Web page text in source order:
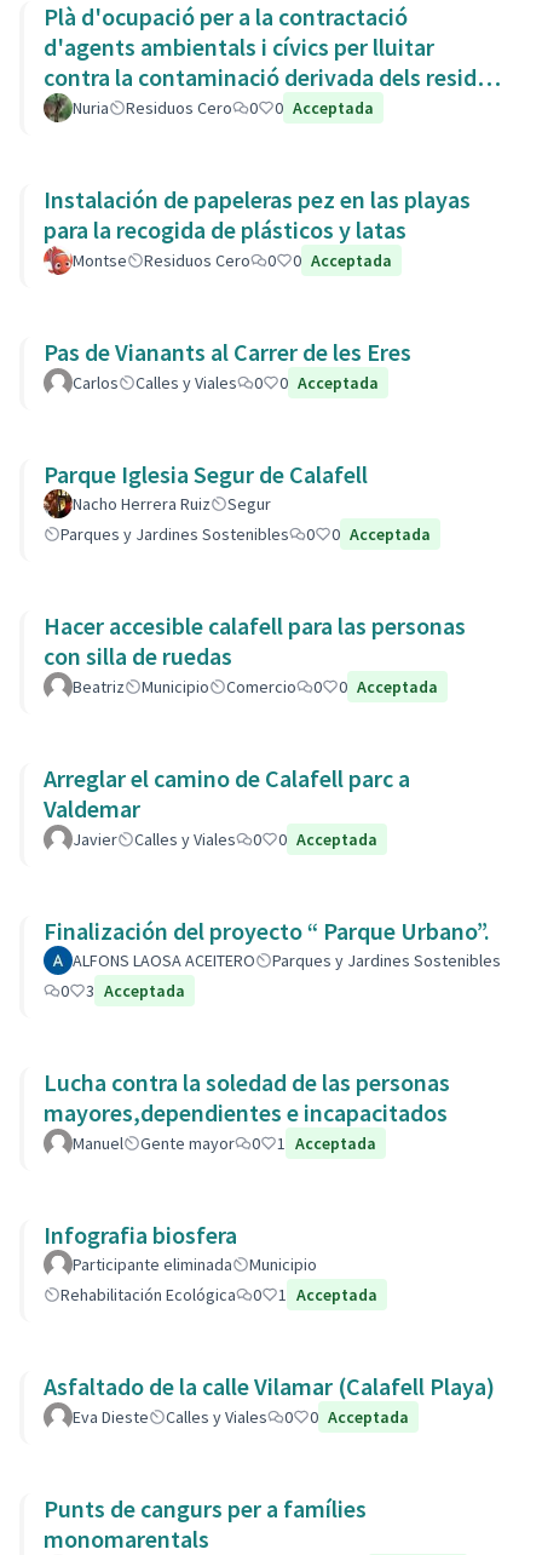
Plà d'ocupació per a la contractació
d'agents ambientals i cívics per lluitar
contra la contaminació derivada dels residus
de la Còvid-19
Nuria Residuos Cero 0 0 Acceptada
Instalación de papeleras pez en las playas
para la recogida de plásticos y latas
Montse Residuos Cero 0 0 Acceptada
Pas de Vianants al Carrer de les Eres
Carlos Calles y Viales 0 0 Acceptada
Parque Iglesia Segur de Calafell
Nacho Herrera Ruiz
Segur
Parques y Jardines Sostenibles
0 0 Acceptada
Hacer accesible calafell para las personas
con silla de ruedas
Beatriz Municipio Comercio 0 0 Acceptada
Arreglar el camino de Calafell parc a
Valdemar
Javier Calles y Viales 0 0 Acceptada
Finalización del proyecto “ Parque Urbano”.
ALFONS LAOSA ACEITERO
Parques y Jardines Sostenibles
0
3 Acceptada
Lucha contra la soledad de las personas
mayores,dependientes e incapacitados
Manuel Gente mayor 0 1 Acceptada
Infografia biosfera
Participante eliminada
Municipio
Rehabilitación Ecológica
0 1 Acceptada
Asfaltado de la calle Vilamar (Calafell Playa)
Eva Dieste Calles y Viales 0 0 Acceptada
Punts de cangurs per a famílies
monomarentals